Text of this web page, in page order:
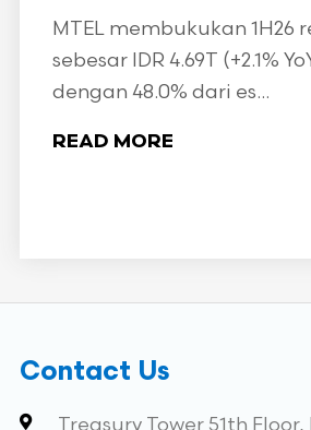
MTEL membukukan 1H26
sebesar IDR 4.69T (+2.1%
dengan 48.0% dari es...
READ MORE
Contact Us
Treasury Tower 51th